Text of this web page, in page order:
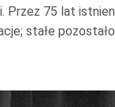
Przez 75 lat
stałe pozostało